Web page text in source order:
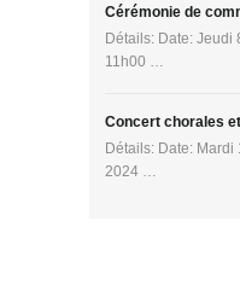
Cérémonie de
Détails: Date: Jeudi
11h00 …
Concert chorales
Détails: Date:
2024 …